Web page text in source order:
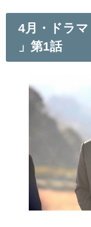
4月・ドラマ
」第1話